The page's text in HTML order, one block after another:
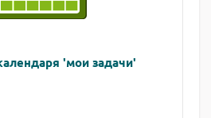
'мои задачи'